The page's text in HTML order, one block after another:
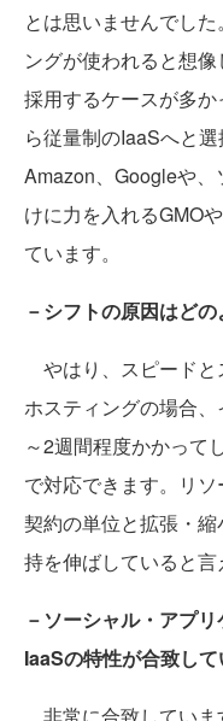
とは思いませんでし
ングが使われると想
採用するケースが多
ら従量制のIaaSへと選
Amazon、Googleや
けに力を入れるGMO
ています。
－シフトの原因はど
やはり、スピードと
ホスティングの場合
～2週間程度かかって
で対応できます。リソ
契約の単位と拡張・
持を伸ばしていると言
－ソーシャル・アプ
IaaSの特性が合致し